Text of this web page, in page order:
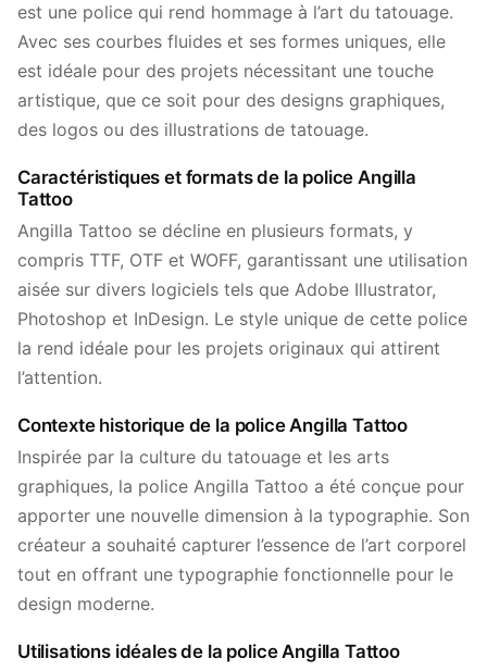
est une police qui rend hommage à l’art du tatouage.
Avec ses courbes fluides et ses formes uniques, elle
est idéale pour des projets nécessitant une touche
artistique, que ce soit pour des designs graphiques,
des logos ou des illustrations de tatouage.
Caractéristiques et formats de la police Angilla
Tattoo
Angilla Tattoo se décline en plusieurs formats, y
compris TTF, OTF et WOFF, garantissant une utilisation
aisée sur divers logiciels tels que Adobe Illustrator,
Photoshop et InDesign. Le style unique de cette police
la rend idéale pour les projets originaux qui attirent
l’attention.
Contexte historique de la police Angilla Tattoo
Inspirée par la culture du tatouage et les arts
graphiques, la police Angilla Tattoo a été conçue pour
apporter une nouvelle dimension à la typographie. Son
créateur a souhaité capturer l’essence de l’art corporel
tout en offrant une typographie fonctionnelle pour le
design moderne.
Utilisations idéales de la police Angilla Tattoo